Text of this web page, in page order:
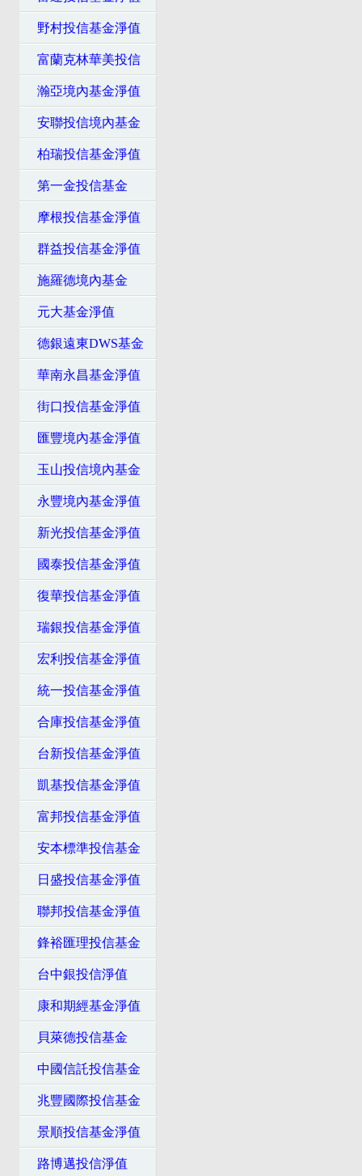
野村投信基金淨值
富蘭克林華美投信
瀚亞境內基金淨值
安聯投信境內基金
柏瑞投信基金淨值
第一金投信基金
摩根投信基金淨值
群益投信基金淨值
施羅德境內基金
元大基金淨值
德銀遠東DWS基金
華南永昌基金淨值
街口投信基金淨值
匯豐境內基金淨值
玉山投信境內基金
永豐境內基金淨值
新光投信基金淨值
國泰投信基金淨值
復華投信基金淨值
瑞銀投信基金淨值
宏利投信基金淨值
統一投信基金淨值
合庫投信基金淨值
台新投信基金淨值
凱基投信基金淨值
富邦投信基金淨值
安本標準投信基金
日盛投信基金淨值
聯邦投信基金淨值
鋒裕匯理投信基金
台中銀投信淨值
康和期經基金淨值
貝萊德投信基金
中國信託投信基金
兆豐國際投信基金
景順投信基金淨值
路博邁投信淨值